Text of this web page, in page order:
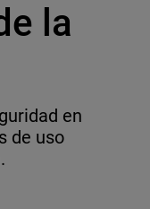
la
en
de uso